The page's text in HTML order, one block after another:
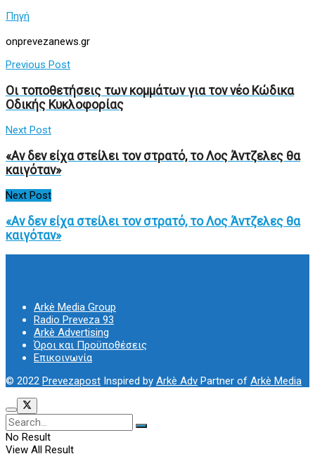
Πηγή
onprevezanews.gr
Previous Post
Οι τοποθετήσεις των κομμάτων για τον νέο Κώδικα
Οδικής Κυκλοφορίας
Next Post
«Αν δεν είχα στείλει τον στρατό, το Λος Άντζελες θα
καιγόταν»
Next Post
«Αν δεν είχα στείλει τον στρατό, το Λος Άντζελες θα
καιγόταν»
Arkè Media Group
Radio Preveza 93
Arkè Advertising
Όροι και Προϋποθέσεις
Επικοινωνία
© 2022 Prevezapost Inspired by Arkè Adv Partner of Arkè Media
No Result
View All Result